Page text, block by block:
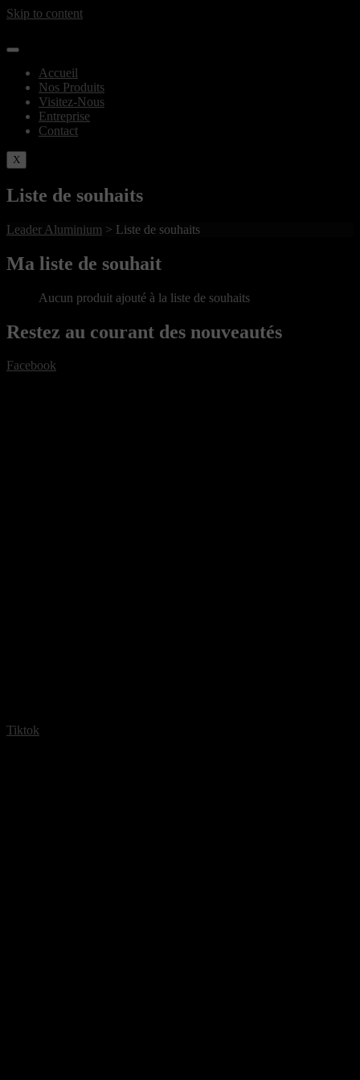
Skip to content
Accueil
Nos Produits
Visitez-Nous
Entreprise
Contact
X
Liste de souhaits
Leader Aluminium > Liste de souhaits
Ma liste de souhait
Aucun produit ajouté à la liste de souhaits
Restez au courant des nouveautés
Facebook
Tiktok